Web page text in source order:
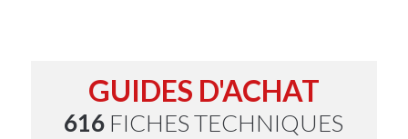
GUIDES D'ACHAT
616 FICHES TECHNIQUES